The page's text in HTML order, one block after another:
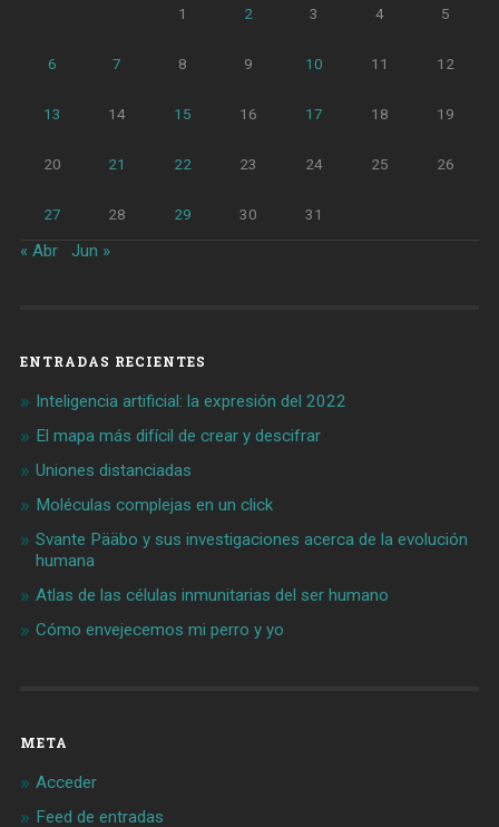
1 2 3 4 5
6 7 8 9 10 11 12
13 14 15 16 17 18 19
20 21 22 23 24 25 26
27 28 29 30 31
« Abr Jun »
ENTRADAS RECIENTES
Inteligencia artificial: la expresión del 2022
El mapa más difícil de crear y descifrar
Uniones distanciadas
Moléculas complejas en un click
Svante Pääbo y sus investigaciones acerca de la evolución
humana
Atlas de las células inmunitarias del ser humano
Cómo envejecemos mi perro y yo
META
Acceder
Feed de entradas